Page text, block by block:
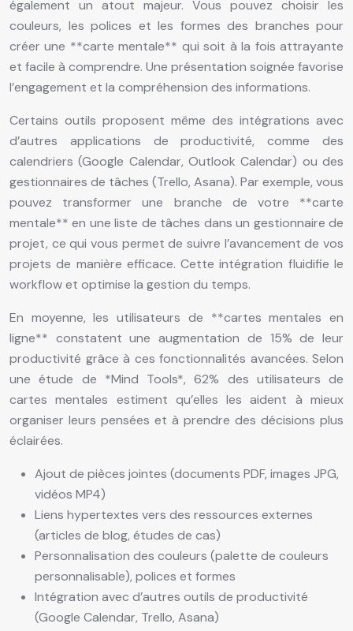
également un atout majeur. Vous pouvez choisir les
couleurs, les polices et les formes des branches pour
créer une **carte mentale** qui soit à la fois attrayante
et facile à comprendre. Une présentation soignée favorise
l’engagement et la compréhension des informations.
Certains outils proposent même des intégrations avec
d’autres applications de productivité, comme des
calendriers (Google Calendar, Outlook Calendar) ou des
gestionnaires de tâches (Trello, Asana). Par exemple, vous
pouvez transformer une branche de votre **carte
mentale** en une liste de tâches dans un gestionnaire de
projet, ce qui vous permet de suivre l’avancement de vos
projets de manière efficace. Cette intégration fluidifie le
workflow et optimise la gestion du temps.
En moyenne, les utilisateurs de **cartes mentales en
ligne** constatent une augmentation de 15% de leur
productivité grâce à ces fonctionnalités avancées. Selon
une étude de *Mind Tools*, 62% des utilisateurs de
cartes mentales estiment qu’elles les aident à mieux
organiser leurs pensées et à prendre des décisions plus
éclairées.
Ajout de pièces jointes (documents PDF, images JPG,
vidéos MP4)
Liens hypertextes vers des ressources externes
(articles de blog, études de cas)
Personnalisation des couleurs (palette de couleurs
personnalisable), polices et formes
Intégration avec d’autres outils de productivité
(Google Calendar, Trello, Asana)